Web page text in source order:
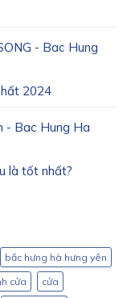
- Bac Hung
2024
- Bac Hung Ha
là tốt nhất?
bắc hưng hà hưng yên
cửa
cửa